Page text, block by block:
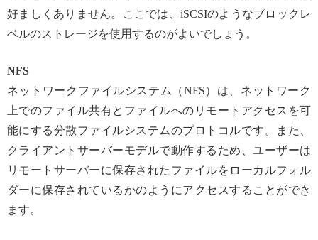
好ましくありません。ここでは、iSCSIのようなブロックレ
ベルのストレージを使用するのがよいでしょう。
NFS
ネットワークファイルシステム（NFS）は、ネットワーク
上でのファイル共有とファイルへのリモートアクセスを可
能にする分散ファイルシステムのプロトコルです。また、
クライアントサーバーモデルで動作するため、ユーザーは
リモートサーバーに保存されたファイルをローカルフォル
ダーに保存されているかのようにアクセスすることができ
ます。